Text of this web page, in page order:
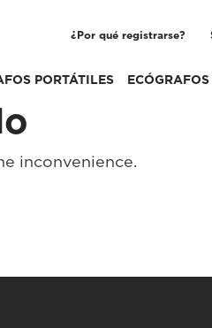
¿Por qué registrarse?
PORTÁTILES
inconvenience.